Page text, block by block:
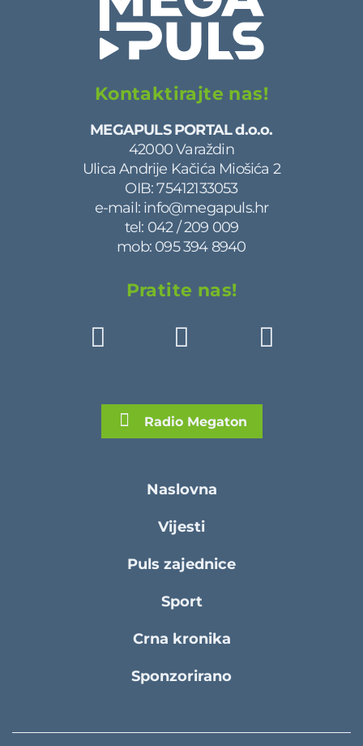
Kontaktirajte nas!
MEGAPULS PORTAL d.o.o.
42000 Varaždin
Ulica Andrije Kačića Miošića 2
OIB: 75412133053
e-mail: info@megapuls.hr
tel: 042 / 209 009
mob: 095 394 8940
Pratite nas!
Radio Megaton
Naslovna
Vijesti
Puls zajednice
Sport
Crna kronika
Sponzorirano